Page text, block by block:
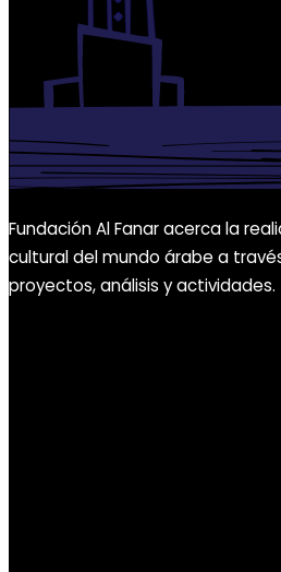
Fundación Al Fanar acerca la
cultural del mundo árabe a
proyectos, análisis y actividades.